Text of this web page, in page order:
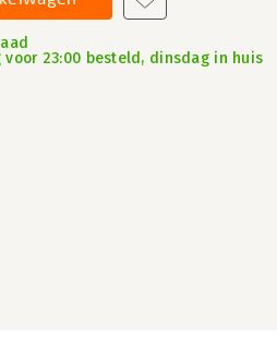
voor 23:00 besteld, dinsdag in huis